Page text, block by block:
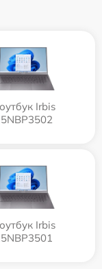
Irbis
Irbis